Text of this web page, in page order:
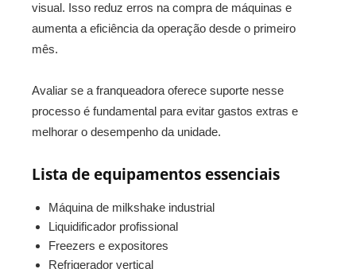
visual. Isso reduz erros na compra de máquinas e
aumenta a eficiência da operação desde o primeiro
mês.
Avaliar se a franqueadora oferece suporte nesse
processo é fundamental para evitar gastos extras e
melhorar o desempenho da unidade.
Lista de equipamentos essenciais
Máquina de milkshake industrial
Liquidificador profissional
Freezers e expositores
Refrigerador vertical